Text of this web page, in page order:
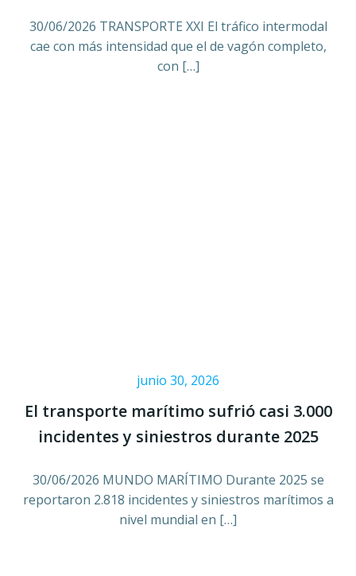
30/06/2026 TRANSPORTE XXI El tráfico intermodal
cae con más intensidad que el de vagón completo,
con […]
junio 30, 2026
El transporte marítimo sufrió casi 3.000
incidentes y siniestros durante 2025
30/06/2026 MUNDO MARÍTIMO Durante 2025 se
reportaron 2.818 incidentes y siniestros marítimos a
nivel mundial en […]